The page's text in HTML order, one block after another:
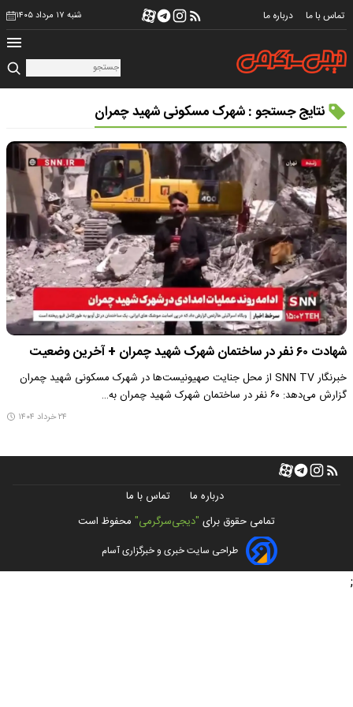
تماس با ما درباره ما شنبه ۱۷ مرداد ۱۴۰۵
نتایج جستجو : شهرک مسکونی شهید چمران
شهادت ۶۰ نفر در ساختمان شهرک شهید چمران + آخرین وضعیت
خبرنگار SNN TV از محل جنایت صهیونیست‌ها در شهرک مسکونی شهید چمران
گزارش می‌دهد: ۶۰ نفر در ساختمان شهرک شهید چمران به…
۲۴ خرداد ۱۴۰۴
درباره ما
تماس با ما
تمامی حقوق برای "دیجی‌سرگرمی" محفوظ است
طراحی سایت خبری و خبرگزاری آسام
;